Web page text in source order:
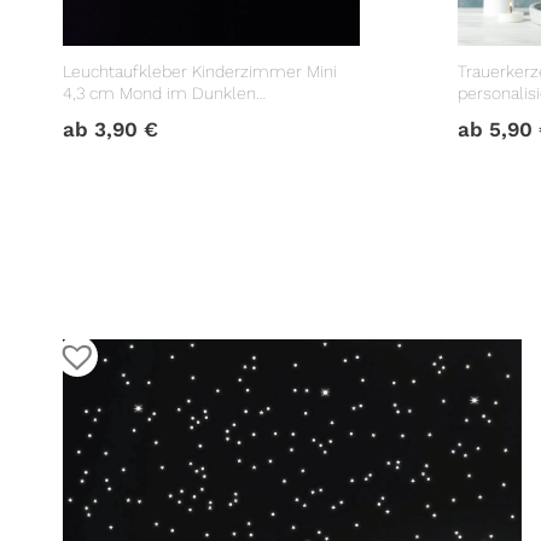
Leuchtaufkleber Kinderzimmer Mini
4,3 cm Mond im Dunklen
ab 3,90 € ab 5,90